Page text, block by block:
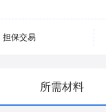
担保交易
所需材料